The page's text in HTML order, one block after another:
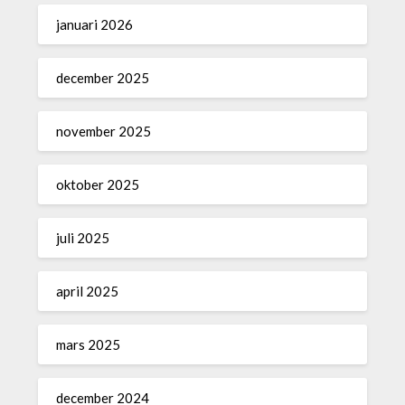
januari 2026
december 2025
november 2025
oktober 2025
juli 2025
april 2025
mars 2025
december 2024